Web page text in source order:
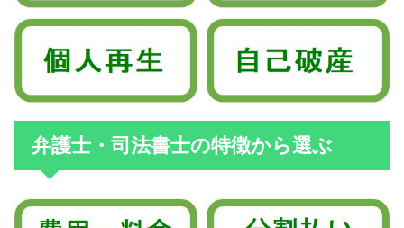
弁護士・司法書士の特徴から選ぶ